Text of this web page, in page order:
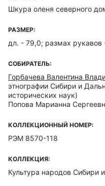
Шкура оленя северного
РАЗМЕР:
дл. - 79,0; размах рукавов
СОБИРАТЕЛЬ:
Горбачева Валентина
этнографии Сибири и
исторических наук)
Попова Марианна
КОЛЛЕКЦИОННЫЙ НОМЕР:
РЭМ 8570-118
КОЛЛЕКЦИЯ:
Культура народов Сибири